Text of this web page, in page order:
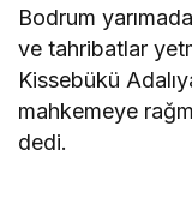
Bodrum
ve tahribatlar
Kissebükü
mahkemeye
dedi.